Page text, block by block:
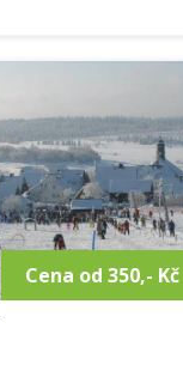
Cena od 350,- Kč